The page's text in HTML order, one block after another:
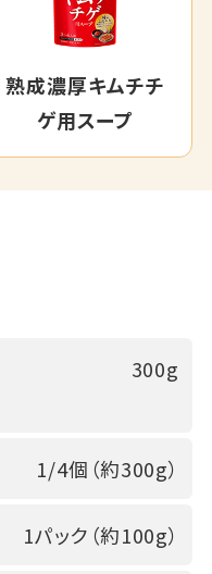
熟成濃厚キムチチ
ゲ用スープ
300g
1/4個（約300g）
1パック（約100g）